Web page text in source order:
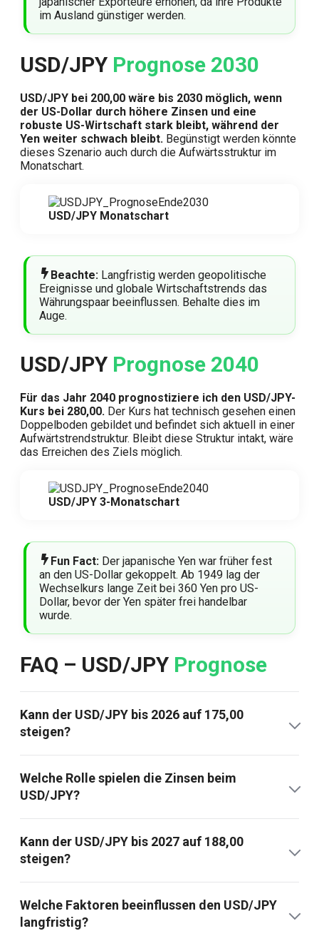
im Ausland günstiger werden.
USD/JPY Prognose 2030
USD/JPY bei 200,00 wäre bis 2030 möglich, wenn
der US-Dollar durch höhere Zinsen und eine
robuste US-Wirtschaft stark bleibt, während der
Yen weiter schwach bleibt. Begünstigt werden könnte
dieses Szenario auch durch die Aufwärtsstruktur im
Monatschart.
USD/JPY Monatschart
Beachte: Langfristig werden geopolitische
Ereignisse und globale Wirtschaftstrends das
Währungspaar beeinflussen. Behalte dies im
Auge.
USD/JPY Prognose 2040
Für das Jahr 2040 prognostiziere ich den USD/JPY-
Kurs bei 280,00. Der Kurs hat technisch gesehen einen
Doppelboden gebildet und befindet sich aktuell in einer
Aufwärtstrendstruktur. Bleibt diese Struktur intakt, wäre
das Erreichen des Ziels möglich.
USD/JPY 3-Monatschart
Fun Fact: Der japanische Yen war früher fest
an den US-Dollar gekoppelt. Ab 1949 lag der
Wechselkurs lange Zeit bei 360 Yen pro US-
Dollar, bevor der Yen später frei handelbar
wurde.
FAQ – USD/JPY Prognose
Kann der USD/JPY bis 2026 auf 175,00
steigen?
Welche Rolle spielen die Zinsen beim
USD/JPY?
Kann der USD/JPY bis 2027 auf 188,00
steigen?
Welche Faktoren beeinflussen den USD/JPY
langfristig?